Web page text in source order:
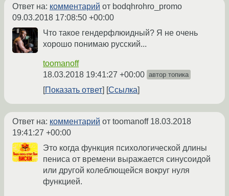
Ответ на: комментарий от bodqhrohro_promo
09.03.2018 17:08:50 +00:00
Что такое гендерфлюидный? Я не очень
хорошо понимаю русский...
toomanoff
18.03.2018 19:41:27 +00:00 автор топика
Показать ответ Ссылка
Ответ на: комментарий от toomanoff 18.03.2018
19:41:27 +00:00
Это когда функция психологической длины
пениса от времени выражается синусоидой
или другой колеблющейся вокруг нуля
функцией.